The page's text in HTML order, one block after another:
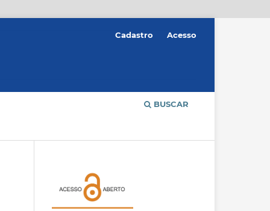
BUSCAR
Cadastro Acesso